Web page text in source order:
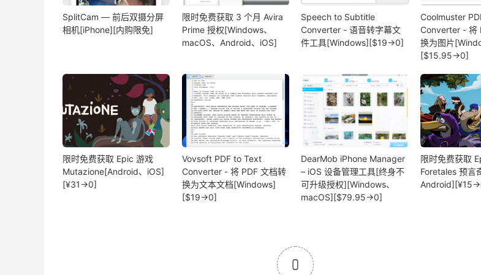
SplitCam — 前后双摄分屏
相机[iPhone][内购限免]
限时免费获取 3 个月 Avira
Prime 授权[Windows、
macOS、Android、iOS]
Speech to Subtitle
Converter - 语音转字幕文
件工具[Windows][$19→0]
Coolmuster
Converter - 将
换为图片
[$15.95→0]
限时免费获取 Epic 游戏
Mutazione[Android、iOS]
[¥31→0]
Vovsoft PDF to Text
Converter - 将 PDF 文档转
换为文本文档[Windows]
[$19→0]
DearMob iPhone Manager
– iOS 设备管理工具[终身不
可升级授权][Windows、
macOS][$79.95→0]
限时免费获取
Foretales 预言
0